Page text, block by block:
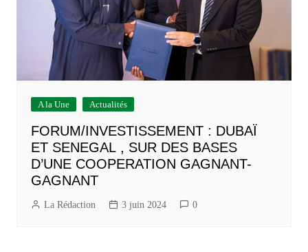
A la Une Actualités
FORUM/INVESTISSEMENT : DUBAÏ
ET SENEGAL , SUR DES BASES
D’UNE COOPERATION GAGNANT-
GAGNANT
La Rédaction 3 juin 2024 0